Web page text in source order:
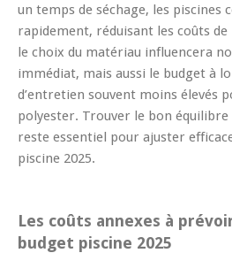
un temps de séchage, les piscines
rapidement, réduisant les coûts de
le choix du matériau influencera
immédiat, mais aussi le budget à
d’entretien souvent moins élevés
polyester. Trouver le bon
reste essentiel pour ajuster
piscine 2025.
Les coûts annexes à
budget piscine 2025